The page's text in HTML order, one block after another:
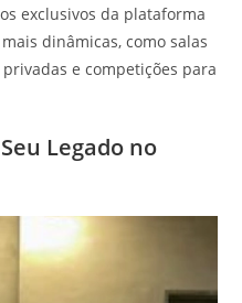
exclusivos da plataforma
dinâmicas, como salas
e competições para
Legado no